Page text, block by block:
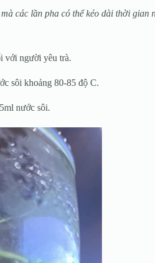
các lần pha có thể kéo dài thời gian
với người yêu trà.
sôi khoảng 80-85 độ C.
nước sôi.